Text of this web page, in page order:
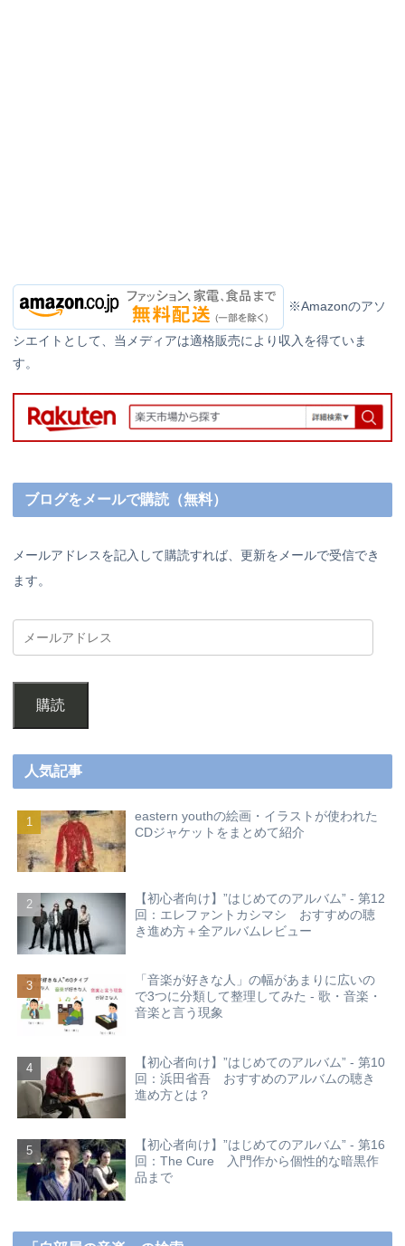
※Amazonのアソ
シエイトとして、当メディアは適格販売により収入を得ていま
す。
ブログをメールで購読（無料）
メールアドレスを記入して購読すれば、更新をメールで受信でき
ます。
購読
人気記事
eastern youthの絵画・イラストが使われた
CDジャケットをまとめて紹介
【初心者向け】”はじめてのアルバム” - 第12
回：エレファントカシマシ おすすめの聴
き進め方＋全アルバムレビュー
「音楽が好きな人」の幅があまりに広いの
で3つに分類して整理してみた - 歌・音楽・
音楽と言う現象
【初心者向け】”はじめてのアルバム” - 第10
回：浜田省吾 おすすめのアルバムの聴き
進め方とは？
【初心者向け】”はじめてのアルバム” - 第16
回：The Cure 入門作から個性的な暗黒作
品まで